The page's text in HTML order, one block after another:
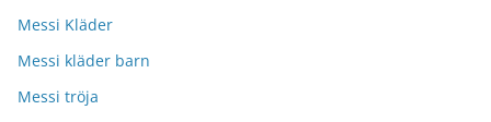
Messi Kläder
Messi kläder barn
Messi tröja